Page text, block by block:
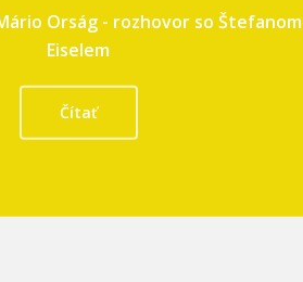
Orság - rozhovor so Štefanom
Eiselem
Čítať